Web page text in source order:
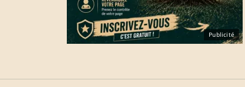
Publicité